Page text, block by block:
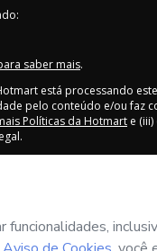
saber mais.
está processando
pelo conteúdo e/ou faz
Políticas da Hotmart e